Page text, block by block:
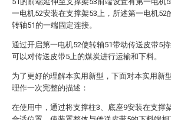
一电机52安装在支撑架53上，所述第一电机52
转轴51的一端固定连接。
通过开启第一电机52使转轴51带动传送皮带5持
可以对传送皮带5上的煤炭进行运输和下料。
为了更好的理解本实用新型，下面对本实用新
理作一次完整的描述：
在使用中，通过将支撑柱3、底座9安装在支撑